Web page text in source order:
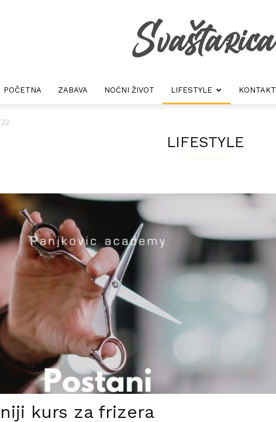
Svastarica
POČETNA ZABAVA NOĆNI ŽIVOT LIFESTYLE KONTAKT
LIFESTYLE
kurs za frizera